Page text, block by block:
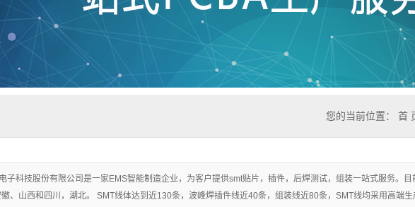
您的当前位置： 首
子科技股份有限公司是一家EMS智能制造企业，为客户提供smt贴片，插件，后焊测试，组装一站式服务。
、山西和四川，湖北。 SMT线体达到近130条，波峰焊插件线近40条，组装线近80条，SMT线均采用高端生